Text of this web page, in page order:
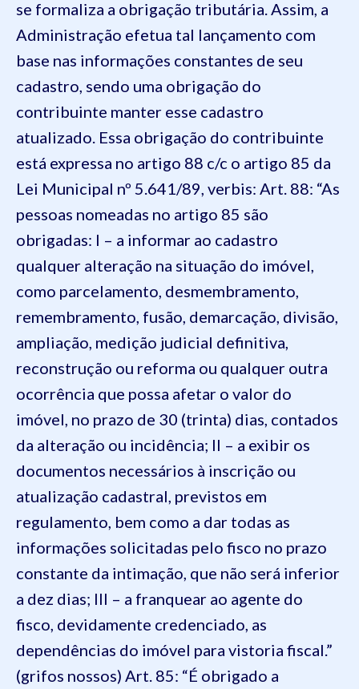
se formaliza a obrigação tributária. Assim, a
Administração efetua tal lançamento com
base nas informações constantes de seu
cadastro, sendo uma obrigação do
contribuinte manter esse cadastro
atualizado. Essa obrigação do contribuinte
está expressa no artigo 88 c/c o artigo 85 da
Lei Municipal nº 5.641/89, verbis: Art. 88: “As
pessoas nomeadas no artigo 85 são
obrigadas: I – a informar ao cadastro
qualquer alteração na situação do imóvel,
como parcelamento, desmembramento,
remembramento, fusão, demarcação, divisão,
ampliação, medição judicial definitiva,
reconstrução ou reforma ou qualquer outra
ocorrência que possa afetar o valor do
imóvel, no prazo de 30 (trinta) dias, contados
da alteração ou incidência; II – a exibir os
documentos necessários à inscrição ou
atualização cadastral, previstos em
regulamento, bem como a dar todas as
informações solicitadas pelo fisco no prazo
constante da intimação, que não será inferior
a dez dias; III – a franquear ao agente do
fisco, devidamente credenciado, as
dependências do imóvel para vistoria fiscal.”
(grifos nossos) Art. 85: “É obrigado a